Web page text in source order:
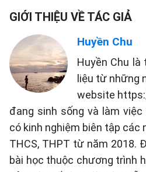
GIỚI THIỆU VỀ TÁC GIẢ
Huyền Chu
Huyền Chu
liệu từ những
website
đang sinh sống và làm
có kinh nghiệm biên tập các
THCS, THPT từ năm 2018.
bài học thuộc chương trình